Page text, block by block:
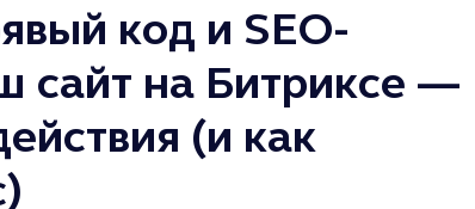
код и SEO-
сайт на Битриксе —
(и как